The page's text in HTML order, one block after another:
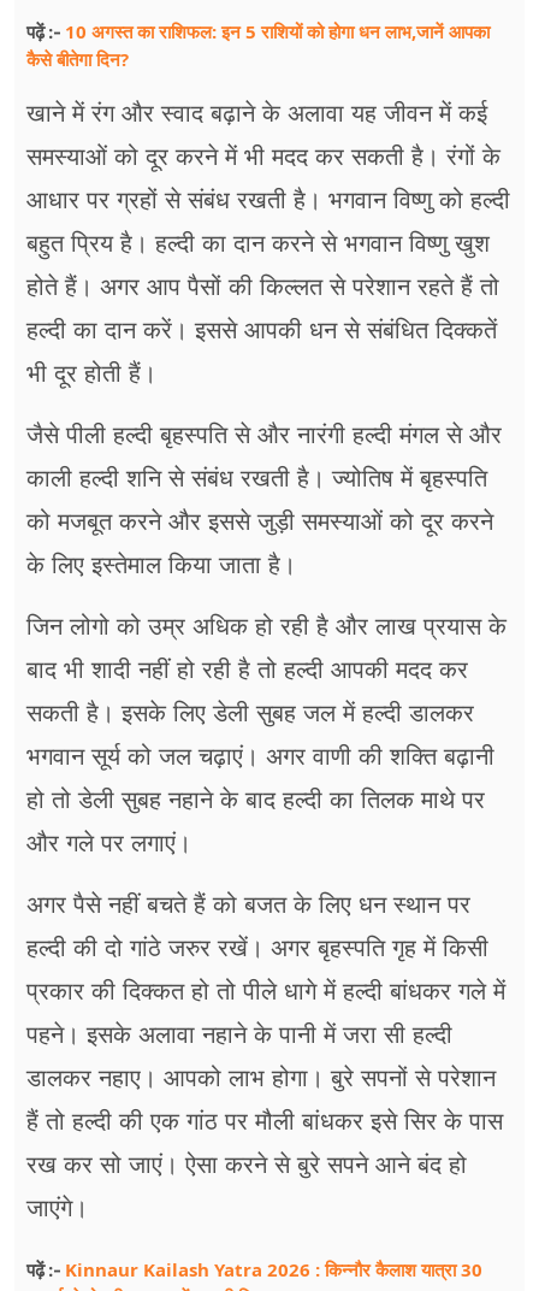
पढ़ें :- 10 अगस्त का राशिफल: इन 5 राशियों को होगा धन लाभ,जानें आपका
कैसे बीतेगा दिन?
खाने में रंग और स्वाद बढ़ाने के अलावा यह जीवन में कई
समस्याओं को दूर करने में भी मदद कर सकती है। रंगों के
आधार पर ग्रहों से संबंध रखती है। भगवान विष्णु को हल्दी
बहुत प्रिय है। हल्दी का दान करने से भगवान विष्णु खुश
होते हैं। अगर आप पैसों की किल्लत से परेशान रहते हैं तो
हल्दी का दान करें। इससे आपकी धन से संबंधित दिक्कतें
भी दूर होती हैं।
जैसे पीली हल्दी बृहस्पति से और नारंगी हल्दी मंगल से और
काली हल्दी शनि से संबंध रखती है। ज्योतिष में बृहस्पति
को मजबूत करने और इससे जुड़ी समस्याओं को दूर करने
के लिए इस्तेमाल किया जाता है।
जिन लोगो को उम्र अधिक हो रही है और लाख प्रयास के
बाद भी शादी नहीं हो रही है तो हल्दी आपकी मदद कर
सकती है। इसके लिए डेली सुबह जल में हल्दी डालकर
भगवान सूर्य को जल चढ़ाएं। अगर वाणी की शक्ति बढ़ानी
हो तो डेली सुबह नहाने के बाद हल्दी का तिलक माथे पर
और गले पर लगाएं।
अगर पैसे नहीं बचते हैं को बजत के लिए धन स्थान पर
हल्दी की दो गांठे जरुर रखें। अगर बृहस्पति गृह में किसी
प्रकार की दिक्कत हो तो पीले धागे में हल्दी बांधकर गले में
पहने। इसके अलावा नहाने के पानी में जरा सी हल्दी
डालकर नहाए। आपको लाभ होगा। बुरे सपनों से परेशान
हैं तो हल्दी की एक गांठ पर मौली बांधकर इसे सिर के पास
रख कर सो जाएं। ऐसा करने से बुरे सपने आने बंद हो
जाएंगे।
पढ़ें :- Kinnaur Kailash Yatra 2026 : किन्नौर कैलाश यात्रा 30